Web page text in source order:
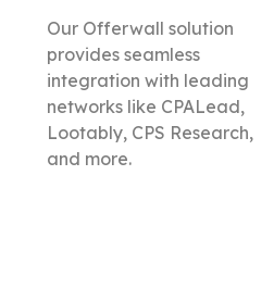
Our Offerwall solution
provides seamless
integration with leading
networks like CPALead,
Lootably, CPS Research,
and more.